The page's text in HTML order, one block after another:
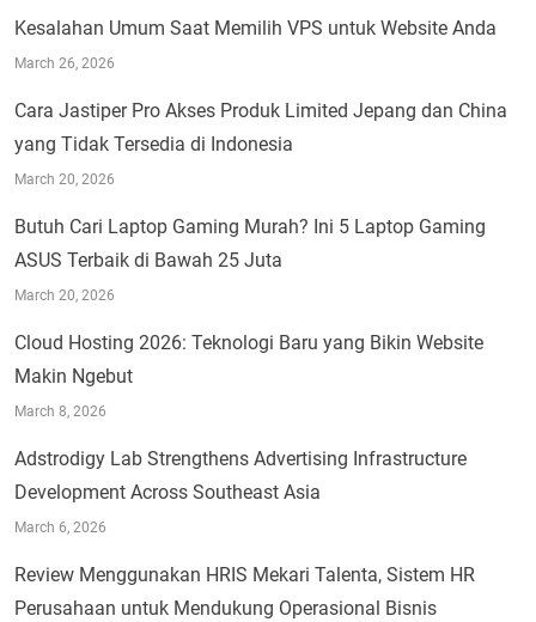
Kesalahan Umum Saat Memilih VPS untuk Website Anda
March 26, 2026
Cara Jastiper Pro Akses Produk Limited Jepang dan China
yang Tidak Tersedia di Indonesia
March 20, 2026
Butuh Cari Laptop Gaming Murah? Ini 5 Laptop Gaming
ASUS Terbaik di Bawah 25 Juta
March 20, 2026
Cloud Hosting 2026: Teknologi Baru yang Bikin Website
Makin Ngebut
March 8, 2026
Adstrodigy Lab Strengthens Advertising Infrastructure
Development Across Southeast Asia
March 6, 2026
Review Menggunakan HRIS Mekari Talenta, Sistem HR
Perusahaan untuk Mendukung Operasional Bisnis